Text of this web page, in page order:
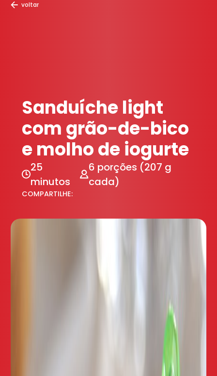
voltar
Sanduíche light
com grão-de-bico
e molho de iogurte
25
minutos
6 porções (207 g
cada)
COMPARTILHE: